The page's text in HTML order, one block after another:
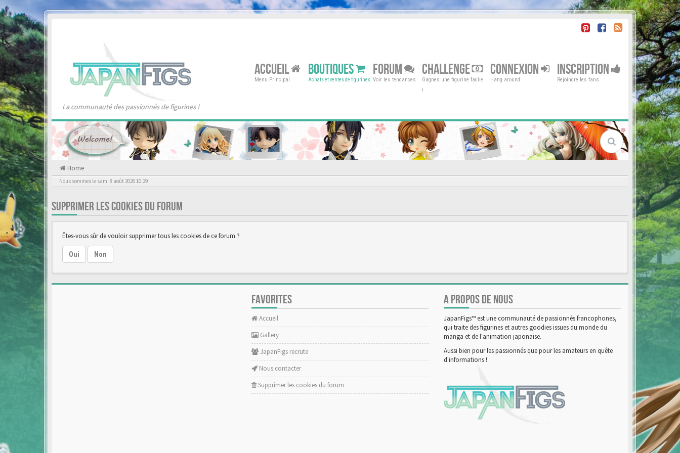
La communauté des passionnés de figurines !
ACCUEIL
Menu Principal
BOUTIQUES
Achats et ventes de figurines
FORUM
Voir les tendances
CHALLENGE
Gagnes une figurine facile
!
CONNEXION
Hang around
INSCRIPTION
Rejoindre les fans
Home
Nous sommes le sam. 8 août 2026 10:29
SUPPRIMER LES COOKIES DU FORUM
Êtes-vous sûr de vouloir supprimer tous les cookies de ce forum ?
Oui Non
FAVORITES
Accueil
Gallery
JapanFigs recrute
Nous contacter
Supprimer les cookies du forum
A PROPOS DE NOUS
JapanFigs™ est une communauté de passionnés francophones,
qui traite des figurines et autres goodies issues du monde du
manga et de l'animation japonaise.
Aussi bien pour les passionnés que pour les amateurs en quête
d'informations !